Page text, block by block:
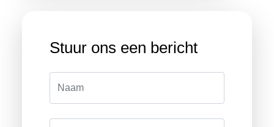
Stuur ons een bericht